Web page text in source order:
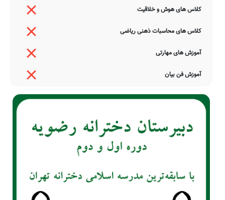
کلاس های هوش و خلاقیت
کلاس های محاسبات ذهنی ریاضی
آموزش های مهارتی
آموزش فن بیان